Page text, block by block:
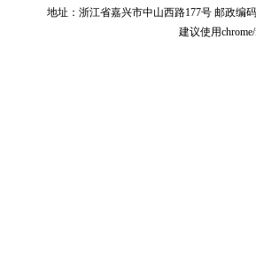
地址：浙江省嘉兴市中山西路177号 邮政编
建议使用